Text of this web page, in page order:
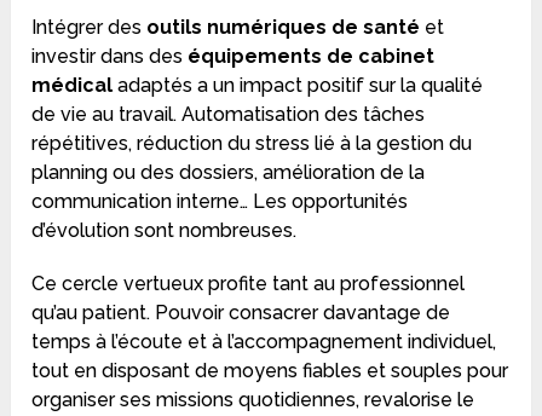
Intégrer des outils numériques de santé et
investir dans des équipements de cabinet
médical adaptés a un impact positif sur la qualité
de vie au travail. Automatisation des tâches
répétitives, réduction du stress lié à la gestion du
planning ou des dossiers, amélioration de la
communication interne… Les opportunités
d’évolution sont nombreuses.
Ce cercle vertueux profite tant au professionnel
qu’au patient. Pouvoir consacrer davantage de
temps à l’écoute et à l’accompagnement individuel,
tout en disposant de moyens fiables et souples pour
organiser ses missions quotidiennes, revalorise le